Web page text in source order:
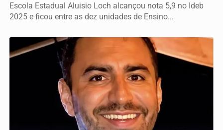
Escola Estadual Aluisio Loch alcançou nota 5,9 no Ideb
2025 e ficou entre as dez unidades de Ensino...